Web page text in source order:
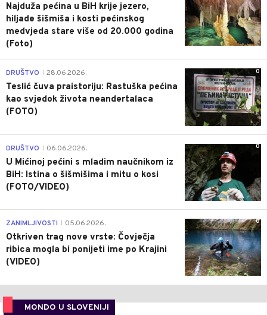
Najduža pećina u BiH krije jezero,
hiljade šišmiša i kosti pećinskog
medvjeda stare više od 20.000 godina
(Foto)
0
DRUŠTVO 28.06.2026.
Teslić čuva praistoriju: Rastuška pećina
kao svjedok života neandertalaca
(FOTO)
0
DRUŠTVO 06.06.2026.
U Mićinoj pećini s mladim naučnikom iz
BiH: Istina o šišmišima i mitu o kosi
(FOTO/VIDEO)
0
ZANIMLJIVOSTI 05.06.2026.
Otkriven trag nove vrste: Čovječja
ribica mogla bi ponijeti ime po Krajini
(VIDEO)
MONDO U SLOVENIJI